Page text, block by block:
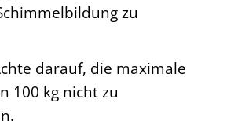
zu
darauf, die maximale
100 kg nicht zu